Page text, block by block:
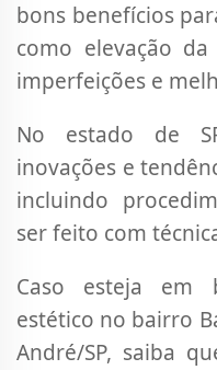
bons benefícios
como elevação
imperfeições e
No estado de
inovações e
incluindo
ser feito com
Caso esteja em
estético no bairro
André/SP, saiba